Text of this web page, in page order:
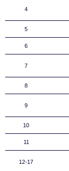
4
5
6
7
8
9
10
11
12-17